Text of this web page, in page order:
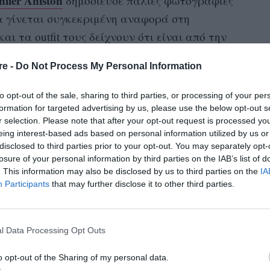
- Do Not Process My Personal Information
opt-out of the sale, sharing to third parties, or processing of your
for targeted advertising by us, please use the below opt-out
selection. Please note that after your opt-out request is processed
interest-based ads based on personal information utilized by us
to third parties prior to your opt-out. You may separately
of your personal information by third parties on the IAB’s list of
This information may also be disclosed by us to third parties on the
Participants that may further disclose it to other third parties.
Data Processing Opt Outs
opt-out of the Sharing of my personal data.
συγκεκριμένη αναφορά στη
τα outfit τους δείχνουν ότι είναι από την
στις αρχές της δεκαετίας του 1990.
έγραψε: «1 έτος», μαζί με ένα emoji
περιστέρι. Η Aniston ανέφερε επίσης το
της. Σύμφωνα με την επίσημη παρουσίαση του
τη διαρκή δέσμευση του Matthew να βοηθάει